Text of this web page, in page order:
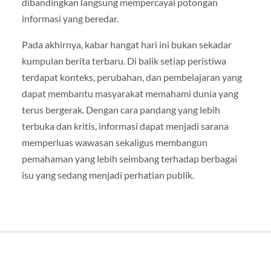
informasi yang beredar.
Pada akhirnya, kabar hangat hari ini bukan sekadar
kumpulan berita terbaru. Di balik setiap peristiwa
terdapat konteks, perubahan, dan pembelajaran yang
dapat membantu masyarakat memahami dunia yang
terus bergerak. Dengan cara pandang yang lebih
terbuka dan kritis, informasi dapat menjadi sarana
memperluas wawasan sekaligus membangun
pemahaman yang lebih seimbang terhadap berbagai
isu yang sedang menjadi perhatian publik.